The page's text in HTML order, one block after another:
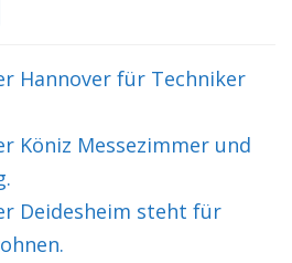
Hannover für Techniker
Köniz Messezimmer und
Deidesheim steht für